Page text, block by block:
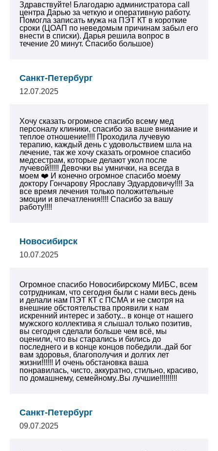
Здравствуйте! Благодарю администратора call
центра Дарью за четкую и оперативную работу.
Помогла записать мужа на ПЭТ КТ в короткие
сроки (ЦОАП по неведомым причинам забыл его
внести в списки). Дарья решила вопрос в
течение 20 минут. Спасибо большое)
Санкт-Петербург
12.07.2025
Хочу сказать огромное спасибо всему мед
персоналу клиники, спасибо за ваше внимание и
теплое отношение!!!! Проходила лучевую
терапию, каждый день с удовольствием шла на
лечение, так же хочу сказать огромное спасибо
медсестрам, которые делают укол после
лучевой!!!!! Девочки вы умнички, на всегда в
моем ❤️ И конечно огромное спасибо моему
доктору Гончарову Ярославу Эдуардовичу!!!! За
все время лечения только положительные
эмоции и впечатления!!!! Спасибо за вашу
работу!!!!
Новосибирск
10.07.2025
Огромное спасибо Новосибирскому МИБС, всем
сотрудникам, что сегодня были с нами весь день
и делали нам ПЭТ КТ с ПСМА и не смотря на
внешние обстоятельства проявили к нам
искренний интерес и заботу... в конце от нашего
мужского коллектива я слышал только позитив,
вы сегодня сделали больше чем всё, мы
оценили, что вы старались и бились до
последнего и в конце концов победили..дай бог
вам здоровья, благополучия и долгих лет
жизни!!!!!! И очень обстановка ваша
понравилась, чисто, аккуратно, стильно, красиво,
по домашнему, семейному..Вы лучшие!!!!!!!!!
Санкт-Петербург
09.07.2025